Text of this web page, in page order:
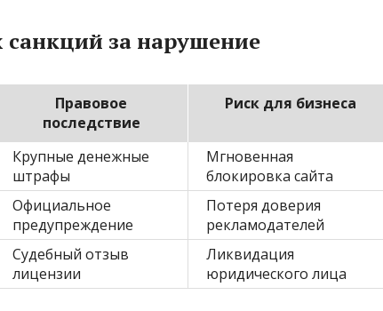
санкций за нарушение
Правовое
последствие
Риск для бизнеса
Крупные денежные
штрафы
Мгновенная
блокировка сайта
Официальное
предупреждение
Потеря доверия
рекламодателей
Судебный отзыв
лицензии
Ликвидация
юридического лица